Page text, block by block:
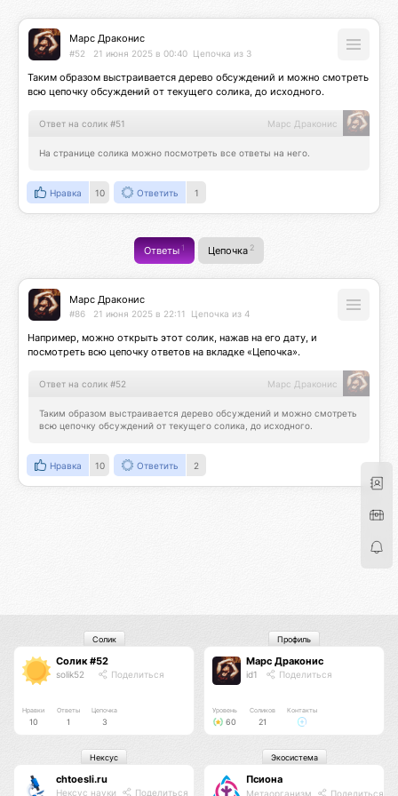
Марс Драконис
#52 21 июня 2025 в 00:40 Цепочка из 3
Таким образом выстраивается дерево обсуждений и можно смотреть
всю цепочку обсуждений от текущего солика, до исходного.
Ответ на солик #51 Марс Драконис
На странице солика можно посмотреть все ответы на него.
Нравка 10 Ответить 1
Ответы1 Цепочка 2
Марс Драконис
#86 21 июня 2025 в 22:11 Цепочка из 4
Например, можно открыть этот солик, нажав на его дату, и
посмотреть всю цепочку ответов на вкладке «Цепочка».
Ответ на солик #52 Марс Драконис
Таким образом выстраивается дерево обсуждений и можно смотреть
всю цепочку обсуждений от текущего солика, до исходного.
Нравка 10 Ответить 2
Солик #52
solik52 Поделиться
Нравки
10
Ответы
1
Цепочка
3
Солик
Марс Драконис
id1 Поделиться
Уровень
60
Соликов
21
Контакты
Профиль
chtoesli.ru
Нексус науки Поделиться
Нексус
Псиона
Метаорганизм Поделиться
Экосистема